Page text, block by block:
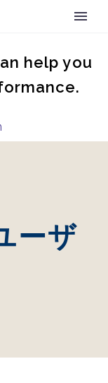
help you
ーザ